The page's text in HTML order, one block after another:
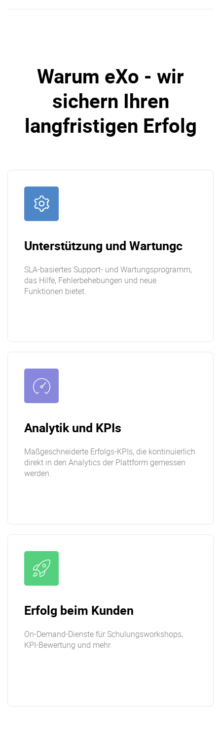
Warum eXo - wir
sichern Ihren
langfristigen Erfolg
Unterstützung und Wartungc
SLA-basiertes Support- und Wartungsprogramm,
das Hilfe, Fehlerbehebungen und neue
Funktionen bietet.
Analytik und KPIs
Maßgeschneiderte Erfolgs-KPIs, die kontinuierlich
direkt in den Analytics der Plattform gemessen
werden.
Erfolg beim Kunden
On-Demand-Dienste für Schulungsworkshops,
KPI-Bewertung und mehr.